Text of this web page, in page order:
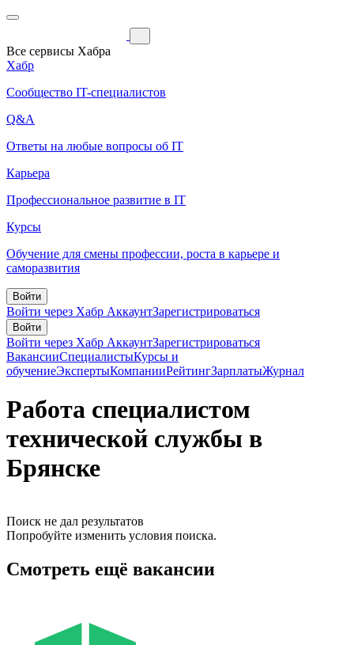
Все сервисы Хабра
Хабр
Сообщество IT-специалистов
Q&A
Ответы на любые вопросы об IT
Карьера
Профессиональное развитие в IT
Курсы
Обучение для смены профессии, роста в карьере и
саморазвития
Войти
Войти через Хабр АккаунтЗарегистрироваться
Войти
Войти через Хабр АккаунтЗарегистрироваться
ВакансииСпециалистыКурсы и
обучениеЭкспертыКомпанииРейтингЗарплатыЖурнал
Работа специалистом
технической службы в
Брянске
Поиск не дал результатов
Попробуйте изменить условия поиска.
Смотреть ещё вакансии